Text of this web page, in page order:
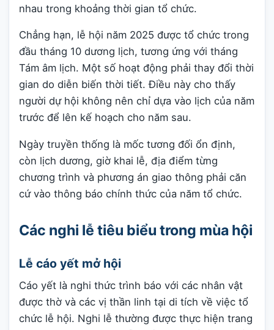
nhau trong khoảng thời gian tổ chức.
Chẳng hạn, lễ hội năm 2025 được tổ chức trong
đầu tháng 10 dương lịch, tương ứng với tháng
Tám âm lịch. Một số hoạt động phải thay đổi thời
gian do diễn biến thời tiết. Điều này cho thấy
người dự hội không nên chỉ dựa vào lịch của năm
trước để lên kế hoạch cho năm sau.
Ngày truyền thống là mốc tương đối ổn định,
còn lịch dương, giờ khai lễ, địa điểm từng
chương trình và phương án giao thông phải căn
cứ vào thông báo chính thức của năm tổ chức.
Các nghi lễ tiêu biểu trong mùa hội
Lễ cáo yết mở hội
Cáo yết là nghi thức trình báo với các nhân vật
được thờ và các vị thần linh tại di tích về việc tổ
chức lễ hội. Nghi lễ thường được thực hiện trang